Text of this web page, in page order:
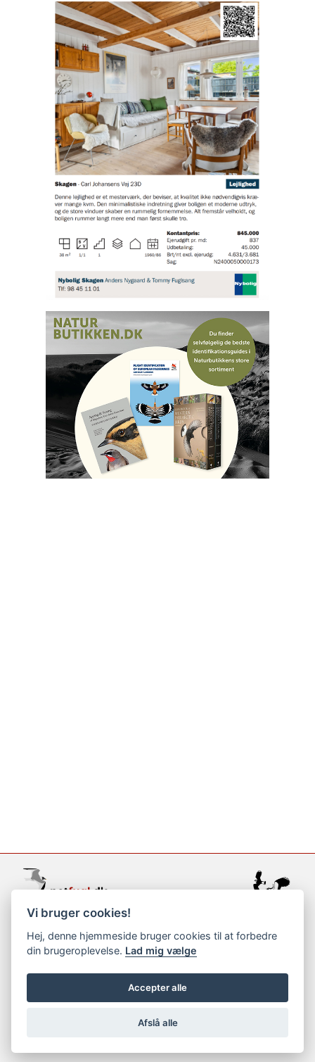
support@netfugl.dk
copyright © 2002-2023
Vi bruger cookies!
Hej, denne hjemmeside bruger cookies til at forbedre
din brugeroplevelse. Lad mig vælge
Accepter alle
Afslå alle